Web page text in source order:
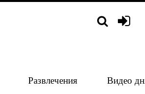
Развлечения Видео